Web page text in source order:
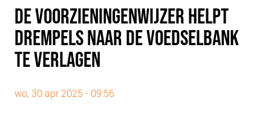
PLINKR NAZORG
SOCIALDEBT
DOORBRAAKMETHODE
COLLECTIEF SCHULDREGELEN
DE VOORZIENINGENWIJZER HELPT
DREMPELS NAAR DE VOEDSELBANK
TE VERLAGEN
wo, 30 apr 2025 - 09:56